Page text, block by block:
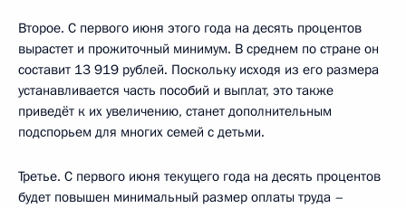
Второе. С первого июня этого года на десять процентов
вырастет и прожиточный минимум. В среднем по стране он
составит 13 919 рублей. Поскольку исходя из его размера
устанавливается часть пособий и выплат, это также
приведёт к их увеличению, станет дополнительным
подспорьем для многих семей с детьми.
Третье. С первого июня текущего года на десять процентов
будет повышен минимальный размер оплаты труда –